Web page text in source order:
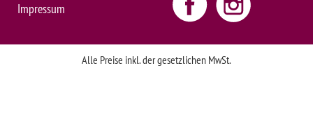
Impressum
Alle Preise inkl. der gesetzlichen MwSt.